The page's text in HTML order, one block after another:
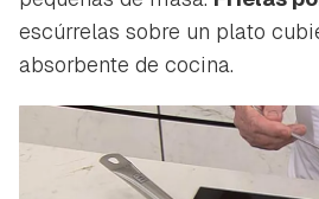
escúrrelas sobre un plato
absorbente de cocina.